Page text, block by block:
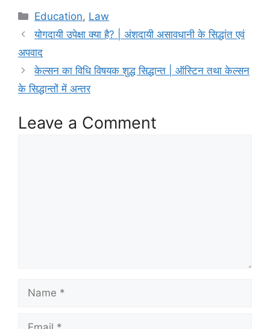
c
e
b
o
o
itt
er
ai
l
e
Categories
Education, Law
योगदायी उपेक्षा क्या है? | अंशदायी असावधानी के सिद्धांत एवं
अपवाद
केल्सन का विधि विषयक शुद्ध सिद्धान्त | ऑस्टिन तथा केल्सन
के सिद्धान्तों में अन्तर
Leave a Comment